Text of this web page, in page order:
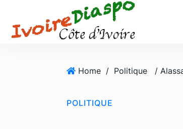
Home / Politique
POLITIQUE